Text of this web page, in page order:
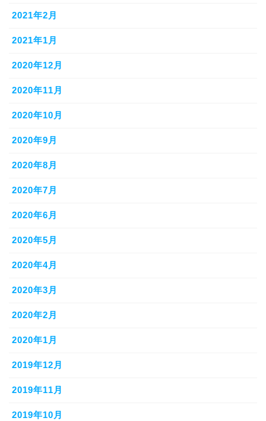
2021年2月
2021年1月
2020年12月
2020年11月
2020年10月
2020年9月
2020年8月
2020年7月
2020年6月
2020年5月
2020年4月
2020年3月
2020年2月
2020年1月
2019年12月
2019年11月
2019年10月